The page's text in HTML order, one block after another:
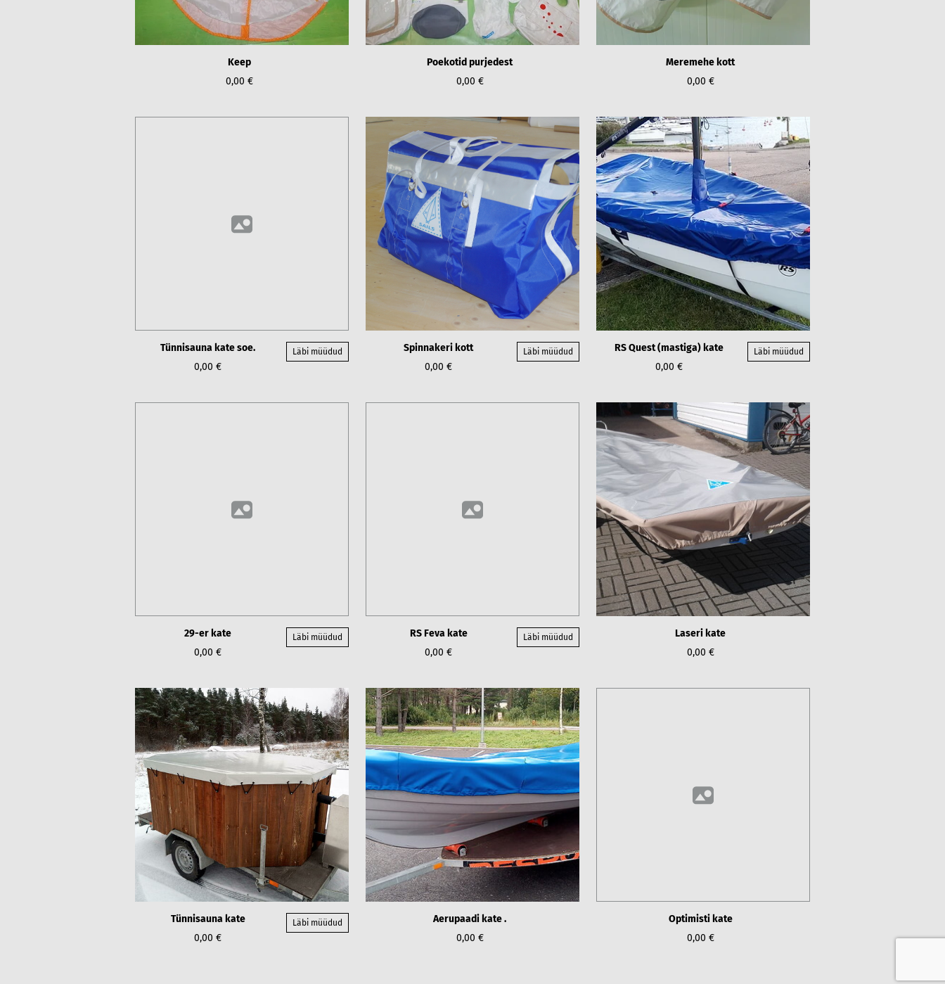
Keep
0,00 €
Poekotid purjedest
0,00 €
Meremehe kott
0,00 €
Tünnisauna kate soe.
0,00 €
Läbi müüdud
Spinnakeri kott
0,00 €
Läbi müüdud
RS Quest (mastiga) kate
0,00 €
Läbi müüdud
29-er kate
0,00 €
Läbi müüdud
RS Feva kate
0,00 €
Läbi müüdud
Laseri kate
0,00 €
Tünnisauna kate
0,00 €
Läbi müüdud
Aerupaadi kate .
0,00 €
Optimisti kate
0,00 €